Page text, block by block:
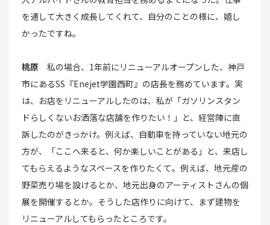
を通して大きく成長してくれて、自分のことの様に、嬉し
かったですね。
桃原 私の場合、1年前にリニューアルオープンした、神戸
市にあるSS『Enejet学園西町』の店長を務めています。実
は、お店をリニューアルしたのは、私が「ガソリンスタン
ドらしくないお洒落な店舗を作りたい！」と、経営陣に直
訴したのがきっかけ。例えば、自動車を持っていない地元の
方が、「ここへ来ると、何か楽しいことがある」と、来店し
てもらえるようなスペースを作りたくて。例えば、地元産の
野菜売り場を設けるとか、地元出身のアーティストさんの個
展を開催するとか。そうした店作りに向けて、まず建物を
リニューアルしてもらったところです。